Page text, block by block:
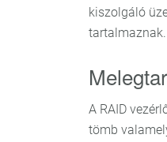
kiszolgáló
tartalmaznak.
A RAID
tömb